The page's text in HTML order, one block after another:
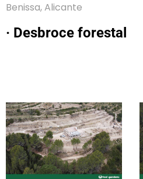
Benissa, Alicante
· Desbroce forestal